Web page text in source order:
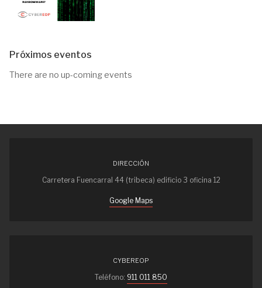
Próximos eventos
There are no up-coming events
DIRECCIÓN
Carretera Fuencarral 44 (tribeca) edificio 3 oficina 12
Google Maps
CYBEREOP
Teléfono: 911 011 850